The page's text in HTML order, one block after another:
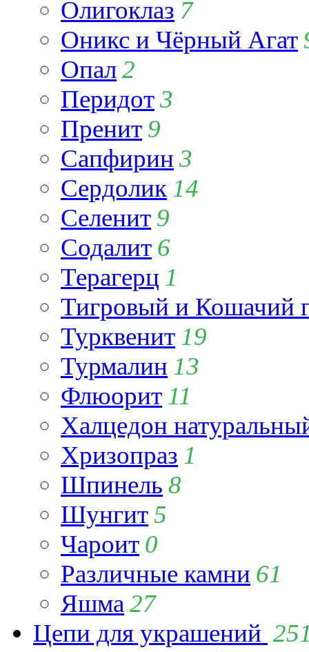
Олигоклаз 7
Оникс и Чёрный Агат
Опал2
Перидот3
Пренит 9
Сапфирин 3
Сердолик 14
Селенит 9
Содалит 6
Терагерц 1
Тигровый и Кошачий
Турквенит 19
Турмалин 13
Флюорит 11
Халцедон
Хризопраз 1
Шпинель 8
Шунгит5
Чароит 0
Различные камни 61
Яшма 27
Цепи для украшений